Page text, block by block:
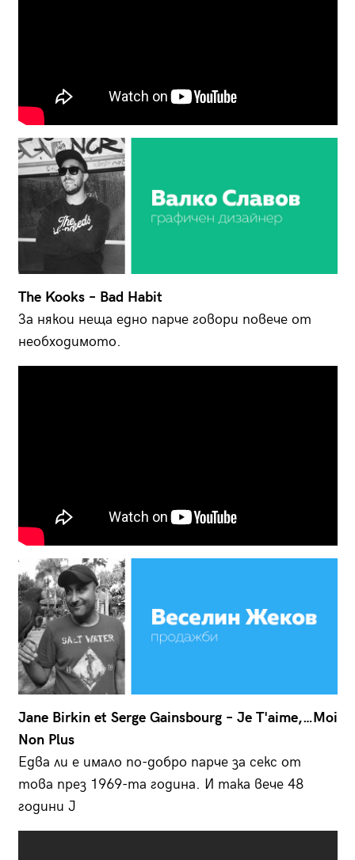
The Kooks – Bad Habit
За някои неща едно парче говори повече от
необходимото.
Jane Birkin et Serge Gainsbourg – Je T'aime,…Moi
Non Plus
Едва ли е имало по-добро парче за секс от
това през 1969-та година. И така вече 48
години J